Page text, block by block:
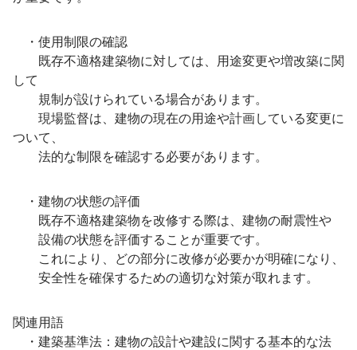
・使用制限の確認
既存不適格建築物に対しては、用途変更や増改築に関
して
規制が設けられている場合があります。
現場監督は、建物の現在の用途や計画している変更に
ついて、
法的な制限を確認する必要があります。
・建物の状態の評価
既存不適格建築物を改修する際は、建物の耐震性や
設備の状態を評価することが重要です。
これにより、どの部分に改修が必要かが明確になり、
安全性を確保するための適切な対策が取れます。
関連用語
・建築基準法：建物の設計や建設に関する基本的な法